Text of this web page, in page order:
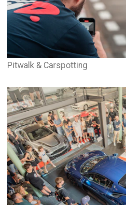
Pitwalk & Carspotting